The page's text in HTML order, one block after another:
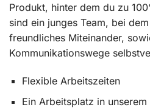
Produkt, hinter dem du zu
sind ein junges Team, bei
freundliches Miteinander,
Kommunikationswege
Flexible Arbeitszeiten
Ein Arbeitsplatz in